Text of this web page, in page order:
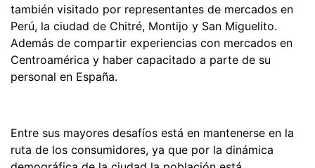
también visitado por representantes de mercados en
Perú, la ciudad de Chitré, Montijo y San Miguelito.
Además de compartir experiencias con mercados en
Centroamérica y haber capacitado a parte de su
personal en España.
Entre sus mayores desafíos está en mantenerse en la
ruta de los consumidores, ya que por la dinámica